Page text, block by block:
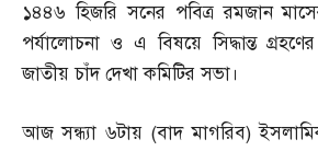
১৪৪৬ হিজরি সনের পবিত্র রমজান
পর্যালোচনা ও এ বিষয়ে সিদ্ধান্ত
জাতীয় চাঁদ দেখা কমিটির সভা।
আজ সন্ধ্যা ৬টায় (বাদ মাগরিব)